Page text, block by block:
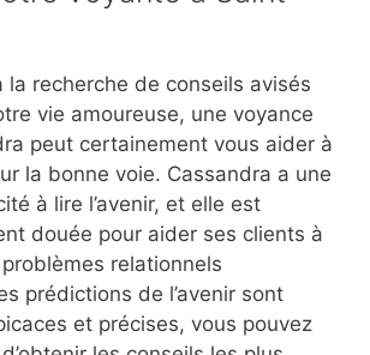
la recherche de conseils avisés
vie amoureuse, une voyance
peut certainement vous aider à
la bonne voie. Cassandra a une
à lire l’avenir, et elle est
douée pour aider ses clients à
relationnels
prédictions de l’avenir sont
et précises, vous pouvez